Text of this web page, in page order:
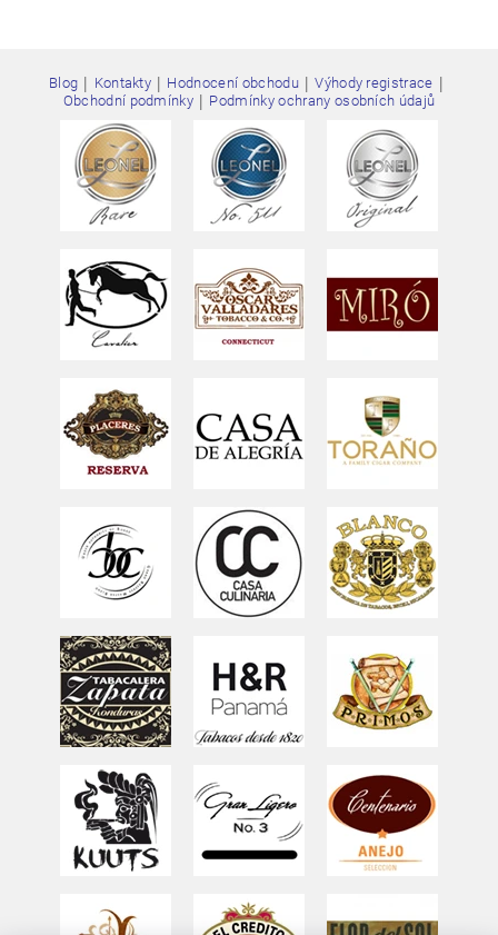
Blog Kontakty Hodnocení obchodu Výhody registrace
Obchodní podmínky Podmínky ochrany osobních údajů